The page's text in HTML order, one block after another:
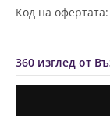
Код на
360 изглед от